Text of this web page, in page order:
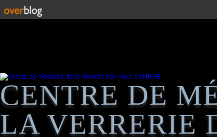
CENTRE DE
LA VERRERIE